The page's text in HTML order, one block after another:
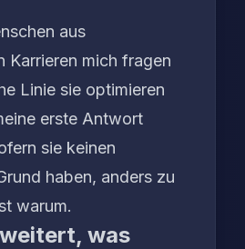
aus
Karrieren mich fragen
Linie sie optimieren
erste Antwort
sie keinen
haben, anders zu
warum.
was